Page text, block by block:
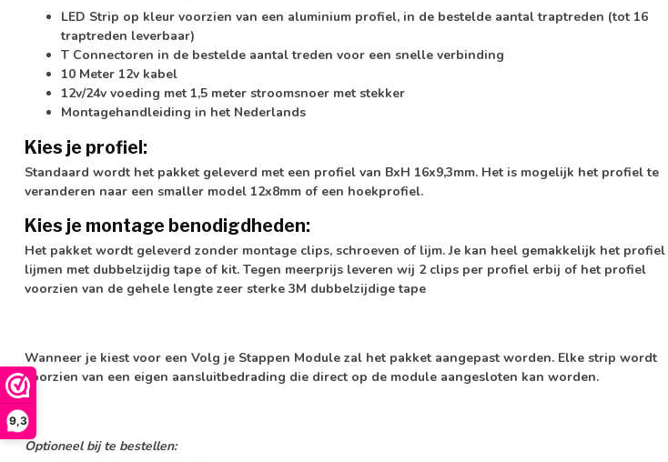
9,3
LED Strip op kleur voorzien van een aluminium profiel, in de bestelde aantal traptreden (tot 16
traptreden leverbaar)
T Connectoren in de bestelde aantal treden voor een snelle verbinding
10 Meter 12v kabel
12v/24v voeding met 1,5 meter stroomsnoer met stekker
Montagehandleiding in het Nederlands
Kies je profiel:
Standaard wordt het pakket geleverd met een profiel van BxH 16x9,3mm. Het is mogelijk het profiel te
veranderen naar een smaller model 12x8mm of een hoekprofiel.
Kies je montage benodigdheden:
Het pakket wordt geleverd zonder montage clips, schroeven of lijm. Je kan heel gemakkelijk het profiel
lijmen met dubbelzijdig tape of kit. Tegen meerprijs leveren wij 2 clips per profiel erbij of het profiel
voorzien van de gehele lengte zeer sterke 3M dubbelzijdige tape
Wanneer je kiest voor een Volg je Stappen Module zal het pakket aangepast worden. Elke strip wordt
voorzien van een eigen aansluitbedrading die direct op de module aangesloten kan worden.
Optioneel bij te bestellen: